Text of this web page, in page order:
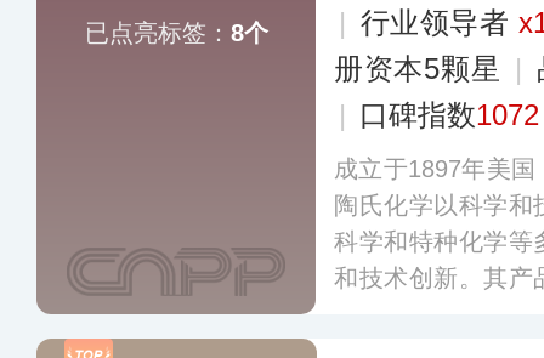
已点亮标签： 8个
| 行业领导者
册资本5颗星
|
| 口碑指数1072
成立于1897年美
陶氏化学以科学和
科学和特种化学等
和技术创新。其产